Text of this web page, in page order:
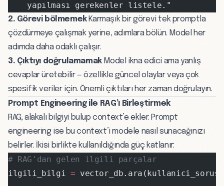
    yapılması gerekenler listele."
2. Görevi bölmemekKarmaşık bir görevi tek promptla
çözdürmeye çalışmak yerine, adımlara bölün. Model her
adımda daha odaklı çalışır.
3. Çıktıyı doğrulamamakModel ikna edici ama yanlış
cevaplar üretebilir — özellikle güncel olaylar veya çok
spesifik veriler için. Önemli çıktıları her zaman doğrulayın.
Prompt Engineering ile RAG’ı Birleştirmek
RAG, alakalı bilgiyi bulup context’e ekler. Prompt
engineering ise bu context’i modele nasıl sunacağınızı
belirler. İkisi birlikte kullanıldığında güç katlanır:
# RAG'dan gelen ilgili parçalar
ilgili_bilgi =